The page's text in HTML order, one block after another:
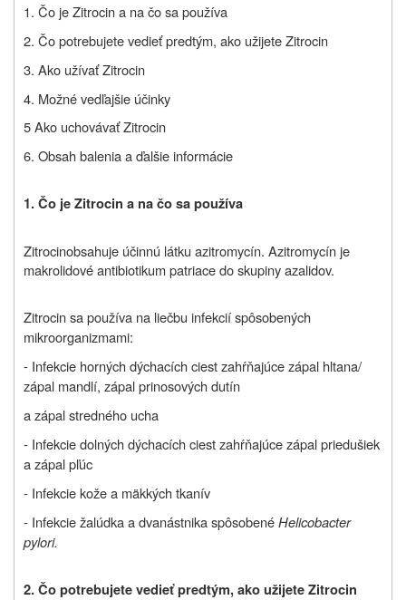
1. Čo jeZitrocin a na čo sa používa
2. Čo potrebujete vedieť predtým, ako užijete Zitrocin
3. Ako užívať Zitrocin
4. Možné vedľajšie účinky
5 Ako uchovávať Zitrocin
6. Obsah balenia a ďalšie informácie
1. Čo je Zitrocin a na čo sa používa
Zitrocinobsahuje účinnú látku azitromycín. Azitromycín je
makrolidové antibiotikum patriace do skupiny azalidov.
Zitrocin sa používa na liečbu infekcií spôsobených
mikroorganizmami:
- Infekcie horných dýchacích ciest zahŕňajúce zápal hltana/
zápal mandlí, zápal prinosových dutín
a zápal stredného ucha
- Infekcie dolných dýchacích ciest zahŕňajúce zápal priedušiek
a zápal pľúc
- Infekcie kože a mäkkých tkanív
- Infekcie žalúdka a dvanástnika spôsobenéHelicobacter
pylori.
2. Čo potrebujete vedieť predtým, ako užijete Zitrocin